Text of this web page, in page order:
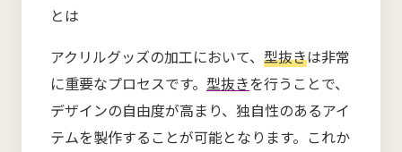
とは
アクリルグッズの加工において、 型抜きは非常
に重要なプロセスです。 型抜きを行うことで、
デザインの自由度が高まり、独自性のあるアイ
テムを製作することが可能となります。これか